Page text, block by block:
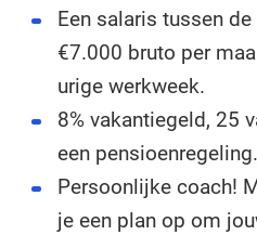
Een salaris tussen
€7.000 bruto per
urige werkweek.
8% vakantiegeld, 25
een pensioenregeling.
Persoonlijke coach!
je een plan op om